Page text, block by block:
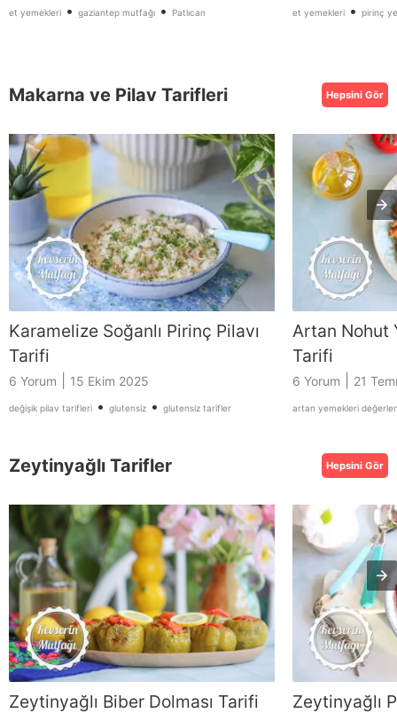
et yemekleri • gaziantep mutfağı • Patlıcan et yemekleri • pirinç
Makarna ve Pilav Tarifleri Hepsini Gör
Karamelize Soğanlı Pirinç Pilavı
Tarifi
6 Yorum 15 Ekim 2025
değişik pilav tarifleri • glutensiz • glutensiz tarifler
Artan Nohut
Tarifi
6 Yorum 21
artan yemekleri
Zeytinyağlı Tarifler Hepsini Gör
Zeytinyağlı Biber Dolması Tarifi Zeytinyağlı